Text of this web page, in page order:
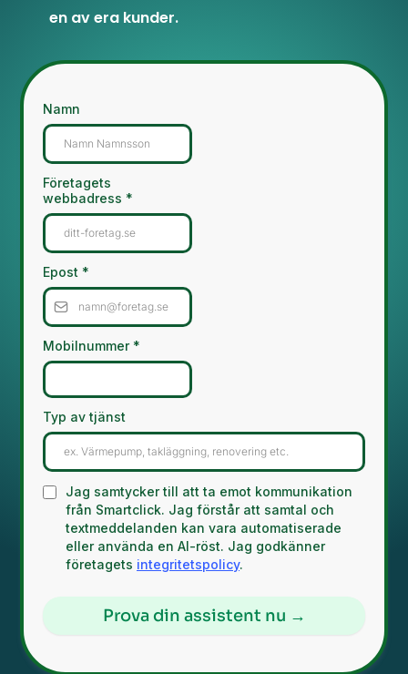
en av era kunder.
Namn
Företagets
webbadress *
Epost *
Mobilnummer *
Typ av tjänst
Jag samtycker till att ta emot kommunikation
från Smartclick. Jag förstår att samtal och
textmeddelanden kan vara automatiserade
eller använda en AI-röst. Jag godkänner
företagets integritetspolicy.
Prova din assistent nu →